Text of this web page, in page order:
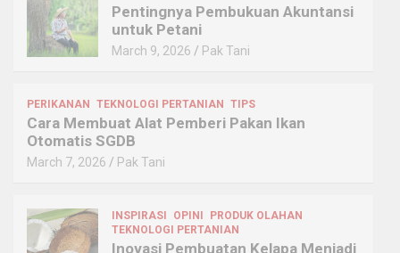
Pentingnya Pembukuan Akuntansi
untuk Petani
March 9, 2026 Pak Tani
PERIKANAN TEKNOLOGI PERTANIAN TIPS
Cara Membuat Alat Pemberi Pakan Ikan
Otomatis SGDB
March 7, 2026 Pak Tani
INSPIRASI OPINI
PRODUK OLAHAN
TEKNOLOGI PERTANIAN
Inovasi Pembuatan Kelapa Menjadi